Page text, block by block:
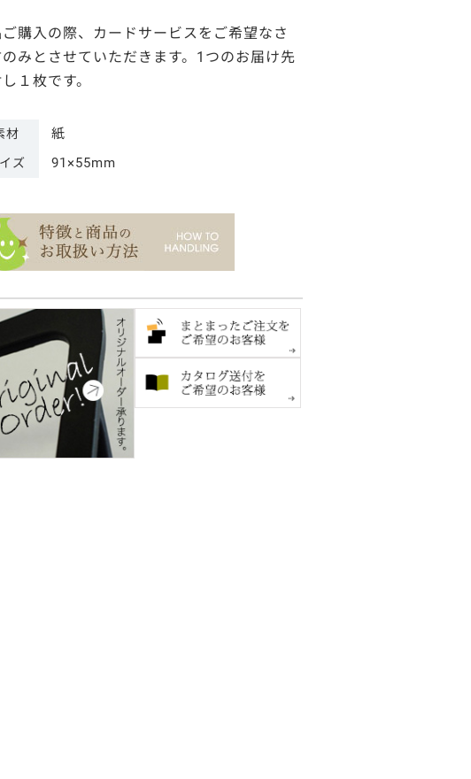
購入の際、カードサービスをご希望なさ
のみとさせていただきます。1つのお届け先
１枚です。
材 紙
ズ 91×55mm